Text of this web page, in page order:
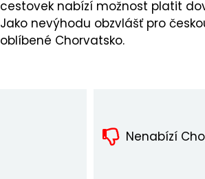
cestovek nabízí možnost platit
Jako nevýhodu obzvlášť pro
oblíbené Chorvatsko.
Nenabízí